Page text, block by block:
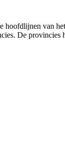
hoofdlijnen van
De provincies